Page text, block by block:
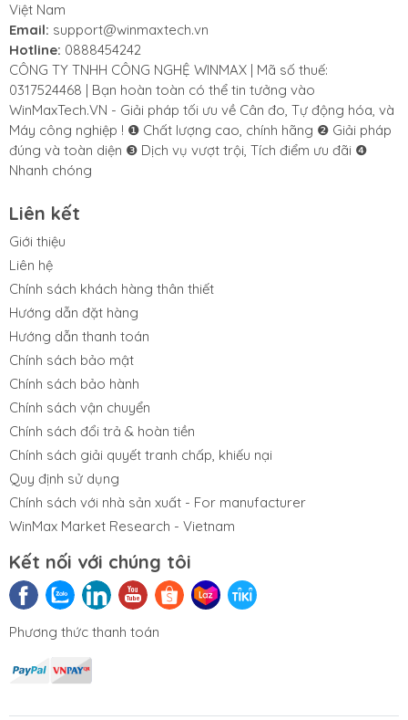
Cảm biến tải trọng Loadcell kỹ thuật số
từ Precia Molen (Pháp)
Tải trọng tối đa (Emax) là 30t, 50t
Tải giới hạn 150% Emax
Tải trọng phá vỡ 300% Emax
Vỏ bọc bằng thép không gĩ hàn kín bằng laser
Chống thấm nước IP 68 (mặc dù ngâm trong thời
gian dài)
Được phê duyệt để sử dụng trong thương mại với
CE theo thử nghiệm R60 OIML
Phụ kiện tùy chọn
Phần mềm cân xe tải
Việt Nam
Email: support@winmaxtech.vn
Hotline: 0888454242
CÔNG TY TNHH CÔNG NGHỆ WINMAX | Mã số thuế:
0317524468 | Bạn hoàn toàn có thể tin tưởng vào
WinMaxTech.VN - Giải pháp tối ưu về Cân đo, Tự động hóa, và
Máy công nghiệp ! ❶ Chất lượng cao, chính hãng ❷ Giải pháp
đúng và toàn diện ❸ Dịch vụ vượt trội, Tích điểm ưu đãi ❹
Nhanh chóng
Liên kết
Giới thiệu
Liên hệ
Chính sách khách hàng thân thiết
Hướng dẫn đặt hàng
Hướng dẫn thanh toán
Chính sách bảo mật
Chính sách bảo hành
Chính sách vận chuyển
Chính sách đổi trả & hoàn tiền
Chính sách giải quyết tranh chấp, khiếu nại
Quy định sử dụng
Chính sách với nhà sản xuất - For manufacturer
WinMax Market Research - Vietnam
Kết nối với chúng tôi
Phương thức thanh toán